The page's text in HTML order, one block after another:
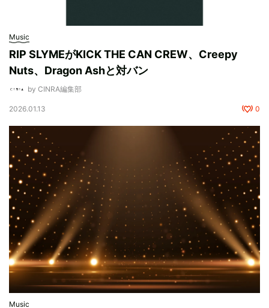
Music
RIP SLYMEがKICK THE CAN CREW、Creepy
Nuts、Dragon Ashと対バン
by CINRA編集部
2026.01.13 0
Music